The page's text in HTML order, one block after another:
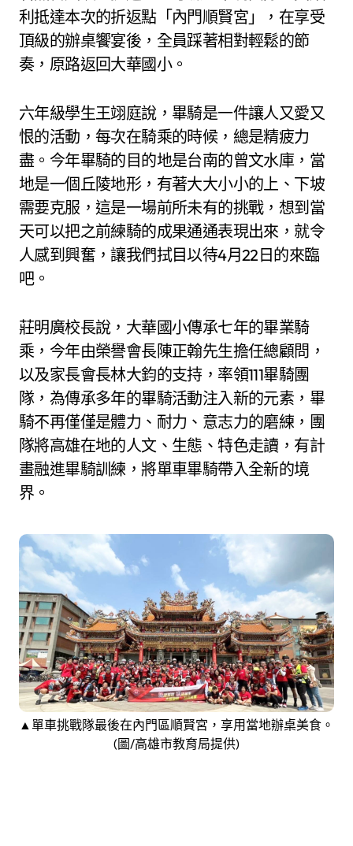
利抵達本次的折返點「內門順賢宮」，在享受
頂級的辦桌饗宴後，全員踩著相對輕鬆的節
奏，原路返回大華國小。
六年級學生王翊庭說，畢騎是一件讓人又愛又
恨的活動，每次在騎乘的時候，總是精疲力
盡。今年畢騎的目的地是台南的曾文水庫，當
地是一個丘陵地形，有著大大小小的上、下坡
需要克服，這是一場前所未有的挑戰，想到當
天可以把之前練騎的成果通通表現出來，就令
人感到興奮，讓我們拭目以待4月22日的來臨
吧。
莊明廣校長說，大華國小傳承七年的畢業騎
乘，今年由榮譽會長陳正翰先生擔任總顧問，
以及家長會長林大鈞的支持，率領111畢騎團
隊，為傳承多年的畢騎活動注入新的元素，畢
騎不再僅僅是體力、耐力、意志力的磨練，團
隊將高雄在地的人文、生態、特色走讀，有計
畫融進畢騎訓練，將單車畢騎帶入全新的境
界。
▲單車挑戰隊最後在內門區順賢宮，享用當地辦桌美食。
(圖/高雄市教育局提供)